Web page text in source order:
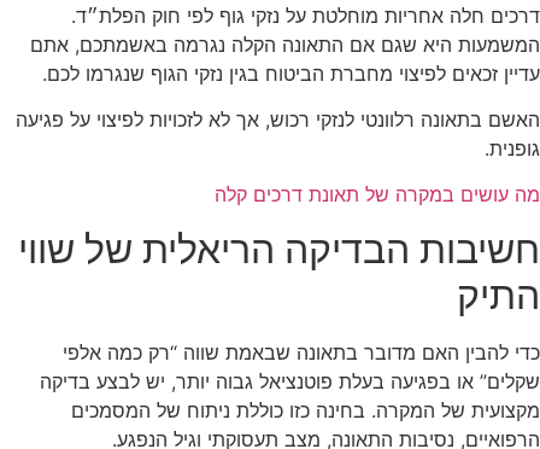
דרכים חלה אחריות מוחלטת על נזקי גוף לפי חוק הפלת״ד.
המשמעות היא שגם אם התאונה הקלה נגרמה באשמתכם, אתם
עדיין זכאים לפיצוי מחברת הביטוח בגין נזקי הגוף שנגרמו לכם.
האשם בתאונה רלוונטי לנזקי רכוש, אך לא לזכויות לפיצוי על פגיעה
גופנית.
מה עושים במקרה של תאונת דרכים קלה
חשיבות הבדיקה הריאלית של שווי
התיק
כדי להבין האם מדובר בתאונה שבאמת שווה “רק כמה אלפי
שקלים” או בפגיעה בעלת פוטנציאל גבוה יותר, יש לבצע בדיקה
מקצועית של המקרה. בחינה כזו כוללת ניתוח של המסמכים
הרפואיים, נסיבות התאונה, מצב תעסוקתי וגיל הנפגע.